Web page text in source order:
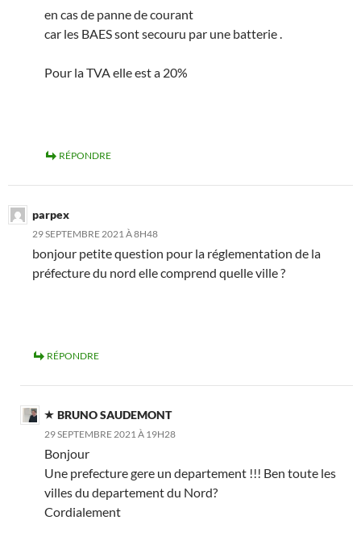
en cas de panne de courant
car les BAES sont secouru par une batterie .
Pour la TVA elle est a 20%
RÉPONDRE
parpex
29 SEPTEMBRE 2021 À 8H48
bonjour petite question pour la réglementation de la
préfecture du nord elle comprend quelle ville ?
RÉPONDRE
BRUNO SAUDEMONT
29 SEPTEMBRE 2021 À 19H28
Bonjour
Une prefecture gere un departement !!! Ben toute les
villes du departement du Nord?
Cordialement